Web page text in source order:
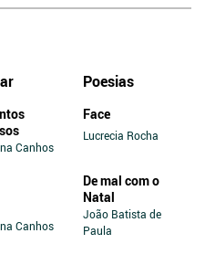
Canhos
Canhos
Poesias
Face
Lucrecia Rocha
De mal com o
Natal
João Batista de
Paula